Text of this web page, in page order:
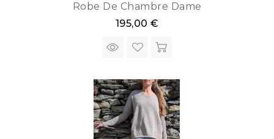
Robe De Chambre Dame
195,00 €